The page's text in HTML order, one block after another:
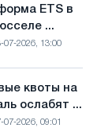
ETS в
...
07-2026, 13:00
квоты на
ослабят ...
07-2026, 09:01